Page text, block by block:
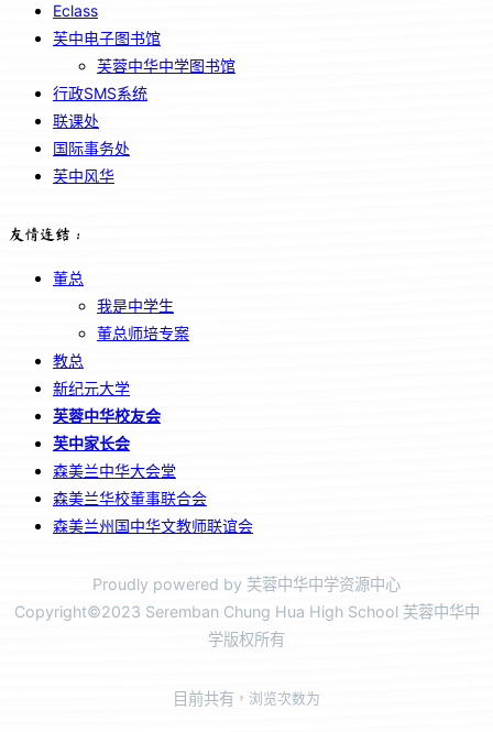
Eclass
芙中电子图书馆
芙蓉中华中学图书馆
行政SMS系统
联课处
国际事务处
芙中风华
友情连结：
董总
我是中学生
董总师培专案
教总
新纪元大学
芙蓉中华校友会
芙中家长会
森美兰中华大会堂
森美兰华校董事联合会
森美兰州国中华文教师联谊会
Proudly powered by 芙蓉中华中学资源中心
Copyright©2023 Seremban Chung Hua High School 芙蓉中华中
学版权所有
目前共有 ，浏览次数为